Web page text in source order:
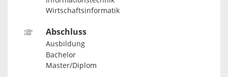
Wirtschaftsinformatik
Abschluss
Ausbildung
Bachelor
Master/Diplom